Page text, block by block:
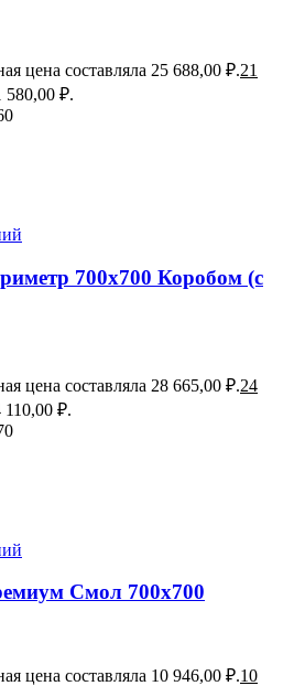
цена составляла 25 688,00 ₽.21
580,00 ₽.
700х700 Коробом (с
цена составляла 28 665,00 ₽.24
₽.
Смол 700х700
цена составляла 10 946,00 ₽.10